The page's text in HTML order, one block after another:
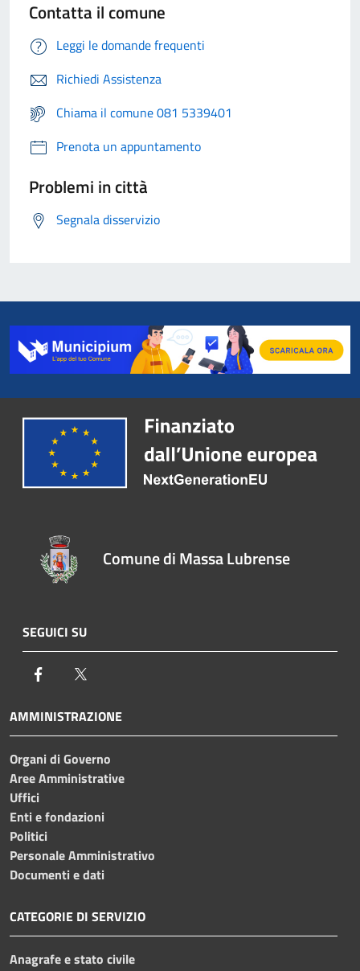
Contatta il comune
Leggi le domande frequenti
Richiedi Assistenza
Chiama il comune 081 5339401
Prenota un appuntamento
Problemi in città
Segnala disservizio
Comune di Massa Lubrense
SEGUICI SU
Facebook
AMMINISTRAZIONE
Organi di Governo
Aree Amministrative
Uffici
Enti e fondazioni
Politici
Personale Amministrativo
Documenti e dati
CATEGORIE DI SERVIZIO
Anagrafe e stato civile